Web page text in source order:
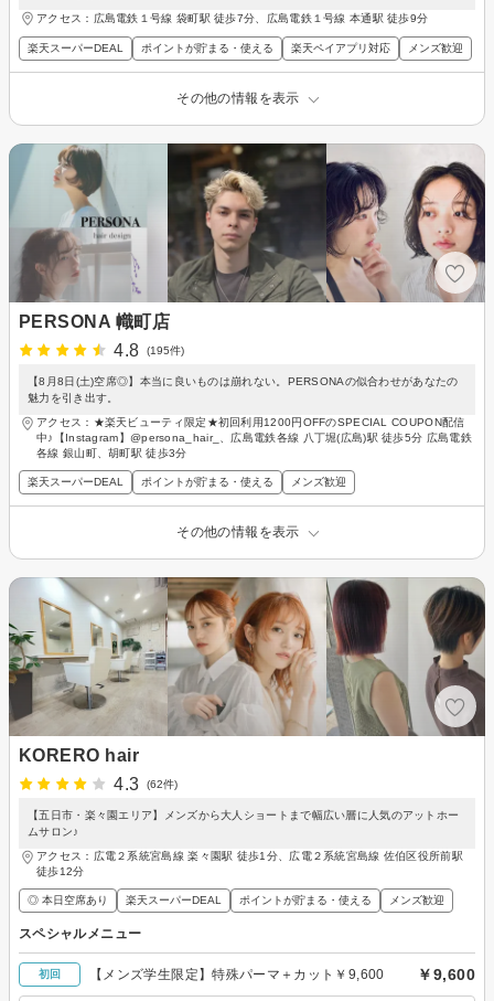
アクセス：広島電鉄１号線 袋町駅 徒歩7分、広島電鉄１号線 本通駅 徒歩9分
楽天スーパーDEAL ポイントが貯まる・使える 楽天ペイアプリ対応 メンズ歓迎
その他の情報を表示
PERSONA 幟町店
4.8
(195件)
【8月8日(土)空席◎】本当に良いものは崩れない。PERSONAの似合わせがあなたの
魅力を引き出す。
アクセス：★楽天ビューティ限定★初回利用1200円OFFのSPECIAL COUPON配信
中♪【Instagram】@persona_hair_、広島電鉄各線 八丁堀(広島)駅 徒歩5分 広島電鉄
各線 銀山町、胡町駅 徒歩3分
楽天スーパーDEAL ポイントが貯まる・使える メンズ歓迎
その他の情報を表示
KORERO hair
4.3
(62件)
【五日市・楽々園エリア】メンズから大人ショートまで幅広い層に人気のアットホー
ムサロン♪
アクセス：広電２系統宮島線 楽々園駅 徒歩1分、広電２系統宮島線 佐伯区役所前駅
徒歩12分
◎ 本日空席あり 楽天スーパーDEAL ポイントが貯まる・使える メンズ歓迎
スペシャルメニュー
初回 【メンズ学生限定】特殊パーマ＋カット￥9,600 ￥9,600